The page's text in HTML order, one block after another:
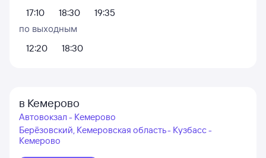
17:10
18:30
19:35
по выходным
12:20
18:30
в Кемерово
Автовокзал - Кемерово
Берёзовский, Кемеровская область - Кузбасс -
Кемерово